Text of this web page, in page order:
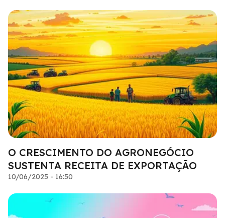
O CRESCIMENTO DO AGRONEGÓCIO
SUSTENTA RECEITA DE EXPORTAÇÃO
10/06/2025 - 16:50